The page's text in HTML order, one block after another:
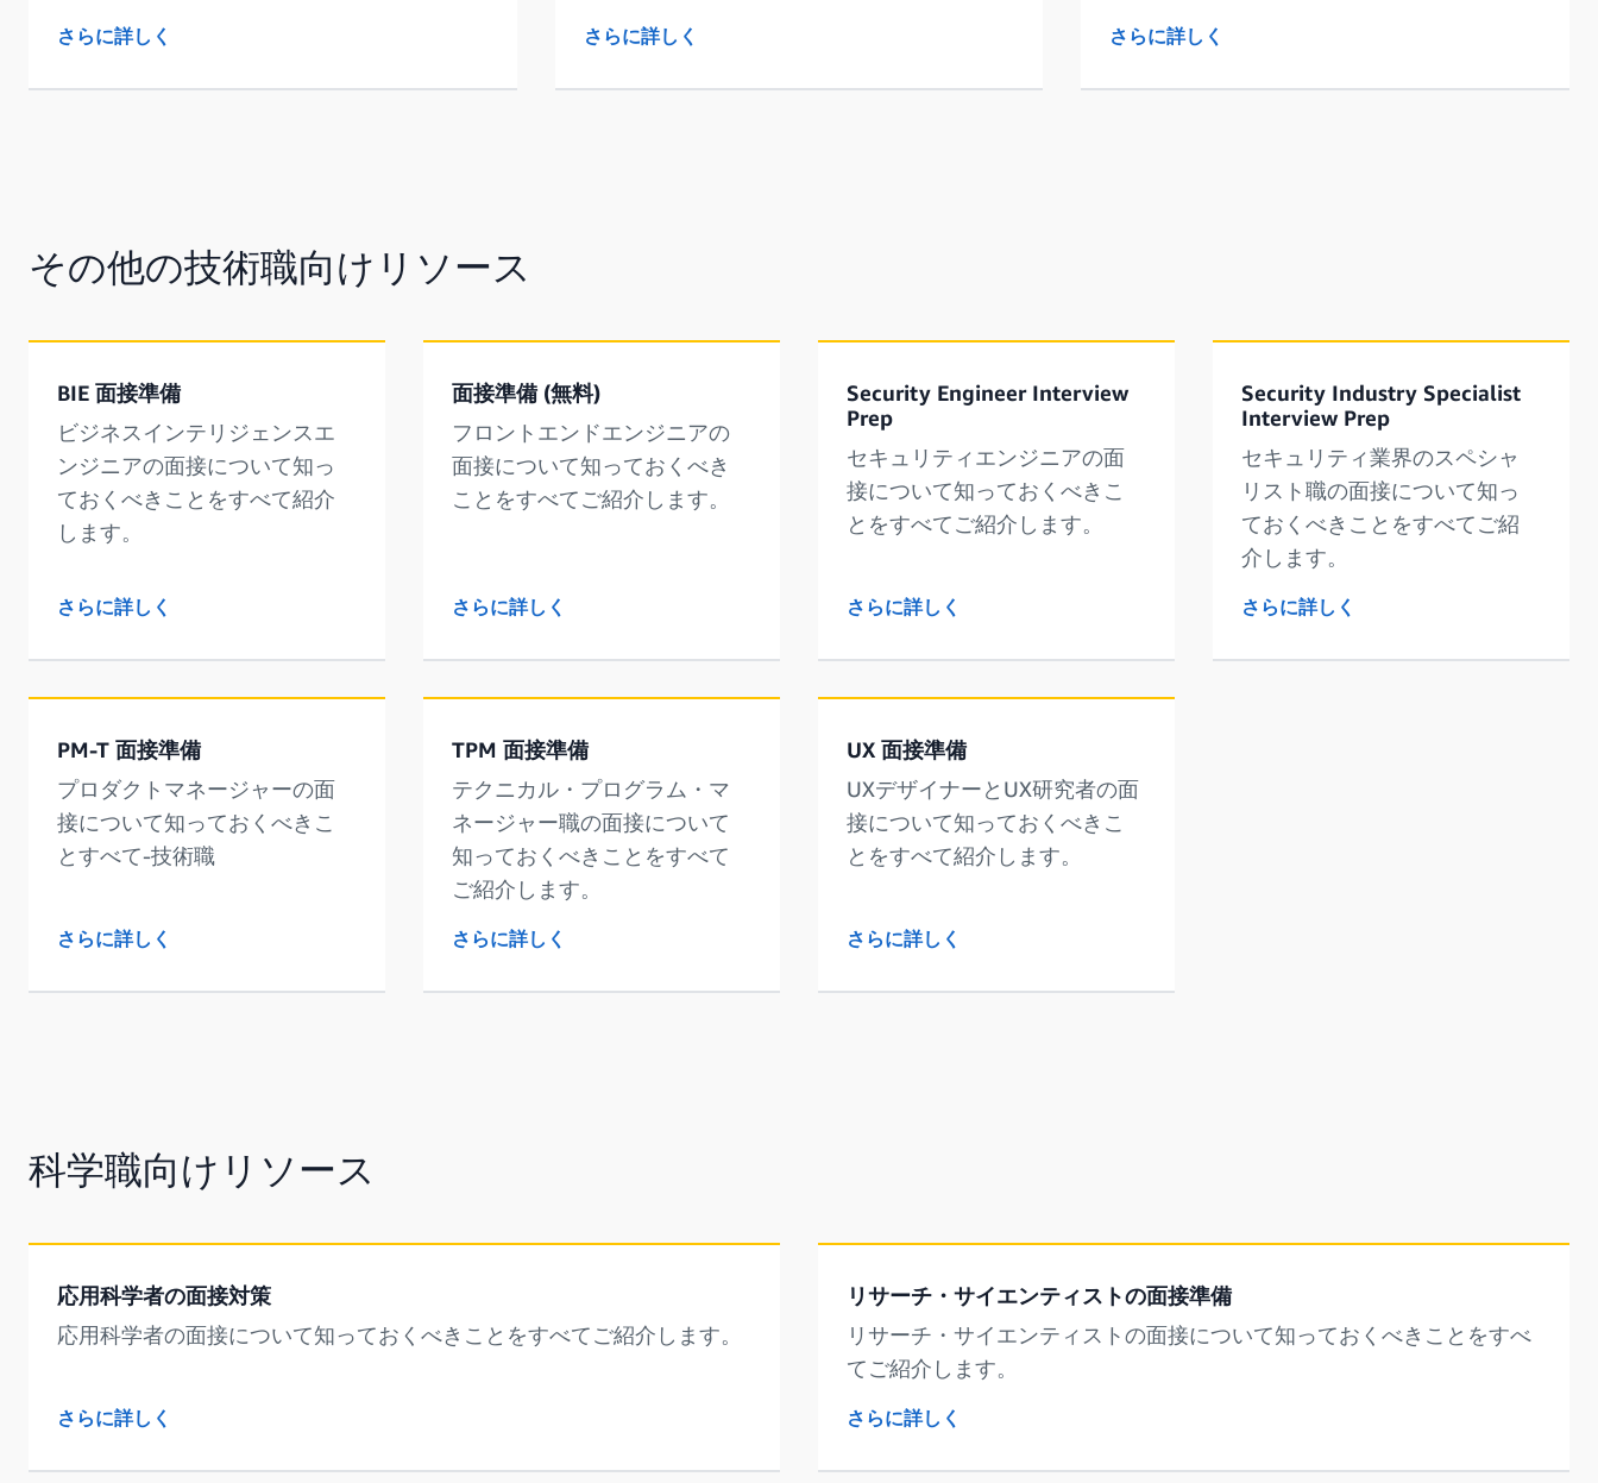
さらに詳しく さらに詳しく さらに詳しく
その他の技術職向けリソース
BIE 面接準備
ビジネスインテリジェンスエ
ンジニアの面接について知っ
ておくべきことをすべて紹介
します。
さらに詳しく
面接準備 (無料)
フロントエンドエンジニアの
面接について知っておくべき
ことをすべてご紹介します。
さらに詳しく
Security Engineer Interview
Prep
セキュリティエンジニアの面
接について知っておくべきこ
とをすべてご紹介します。
さらに詳しく
Security Industry Specialist
Interview Prep
セキュリティ業界のスペシャ
リスト職の面接について知っ
ておくべきことをすべてご紹
介します。
さらに詳しく
PM-T 面接準備
プロダクトマネージャーの面
接について知っておくべきこ
とすべて-技術職
さらに詳しく
TPM 面接準備
テクニカル・プログラム・マ
ネージャー職の面接について
知っておくべきことをすべて
ご紹介します。
さらに詳しく
UX 面接準備
UXデザイナーとUX研究者の面
接について知っておくべきこ
とをすべて紹介します。
さらに詳しく
科学職向けリソース
応用科学者の面接対策
応用科学者の面接について知っておくべきことをすべてご紹介します。
さらに詳しく
リサーチ・サイエンティストの面接準備
リサーチ・サイエンティストの面接について知っておくべきことをすべ
てご紹介します。
さらに詳しく